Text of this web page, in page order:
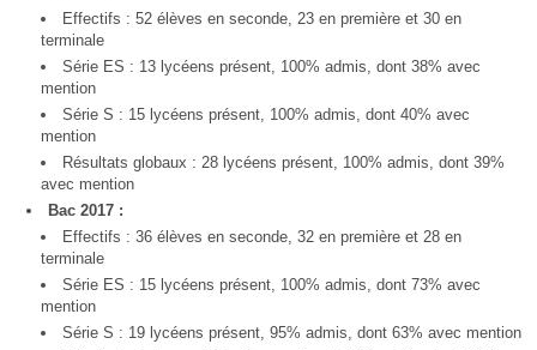
Effectifs : 52 élèves en seconde, 23 en première et 30 en
terminale
Série ES : 13 lycéens présent, 100% admis, dont 38% avec
mention
Série S : 15 lycéens présent, 100% admis, dont 40% avec
mention
Résultats globaux : 28 lycéens présent, 100% admis, dont 39%
avec mention
Bac 2017 :
Effectifs : 36 élèves en seconde, 32 en première et 28 en
terminale
Série ES : 15 lycéens présent, 100% admis, dont 73% avec
mention
Série S : 19 lycéens présent, 95% admis, dont 63% avec mention